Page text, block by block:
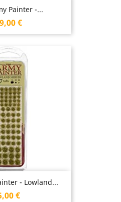
Painter -...
€
- Lowland...
€